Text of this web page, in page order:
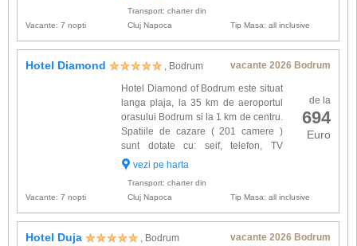
hotel De...
Vacante: 7 nopti
Transport: charter din
Cluj Napoca
Tip Masa: all inclusive
Hotel Diamond , Bodrum vacante 2026 Bodrum
de la
694
Euro
Hotel Diamond of Bodrum este situat
langa plaja, la 35 km de aeroportul
orasului Bodrum si la 1 km de centru.
Spatiile de cazare ( 201 camere )
sunt dotate cu: seif, telefon, TV
satellite, minibar, seif, aer conditionat,
vezi pe harta
Vacante: 7 nopti
Transport: charter din
Cluj Napoca
Tip Masa: all inclusive
Hotel Duja , Bodrum vacante 2026 Bodrum